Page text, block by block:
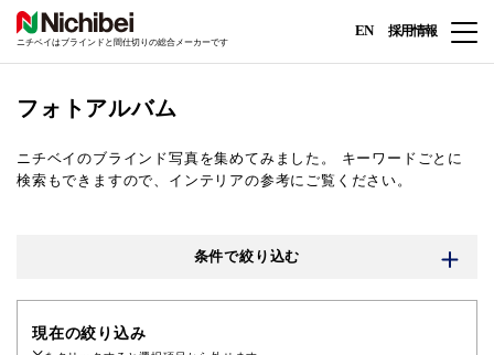
ニチベイはブラインドと間仕切りの総合メーカーです
EN 採用情報
フォトアルバム
ニチベイのブラインド写真を集めてみました。
キーワードごとに
検索もできますので、インテリアの参考にご覧ください。
条件で絞り込む
現在の絞り込み